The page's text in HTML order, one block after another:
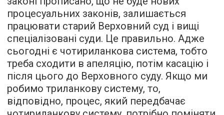
процесуальних законів, залишається
працювати старий Верховний суд і вищі
спеціалізовані суди. Це правильно. Адже
сьогодні є чотириланкова система, тобто
треба сходити в апеляцію, потім касацію і
після цього до Верховного суду. Якщо ми
робимо триланкову систему, то,
відповідно, процес, який передбачає